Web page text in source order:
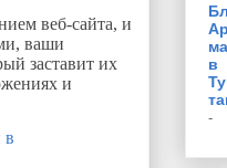
веб-сайта, и
ваши
заставит их
и
в
в
-